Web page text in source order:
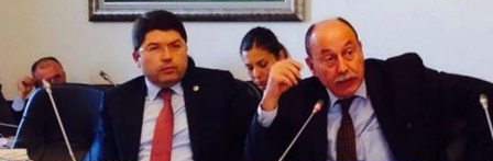
Siyaset
Spor
Tarım